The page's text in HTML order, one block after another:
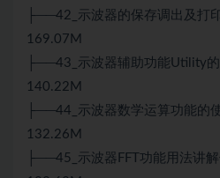
├──42_示波器的保存调出及打
169.07M
├──43_示波器辅助功能Utility
140.22M
├──44_示波器数学运算功能的
132.26M
├──45_示波器FFT功能用法讲